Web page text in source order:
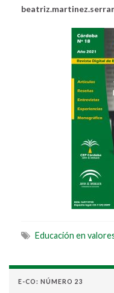
Educación en
E-CO: NÚMERO 23